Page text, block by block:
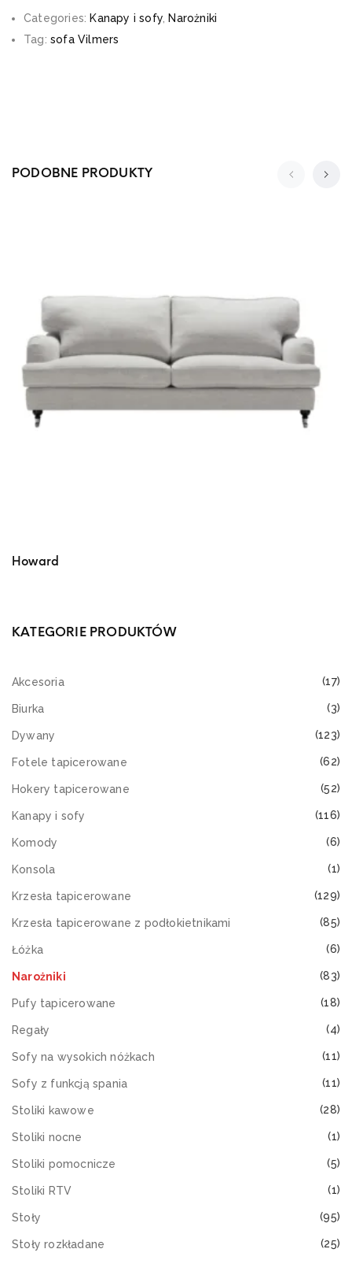
Categories: Kanapy i sofy Narożniki
Tag: sofa Vilmers
PODOBNE PRODUKTY
Howard
KATEGORIE PRODUKTÓW
Akcesoria (17)
Biurka (3)
Dywany (123)
Fotele tapicerowane (62)
Hokery tapicerowane (52)
Kanapy i sofy (116)
Komody (6)
Konsola (1)
Krzesła tapicerowane (129)
Krzesła tapicerowane z podłokietnikami (85)
Łóżka (6)
Narożniki (83)
Pufy tapicerowane (18)
Regały (4)
Sofy na wysokich nóżkach (11)
Sofy z funkcją spania (11)
Stoliki kawowe (28)
Stoliki nocne (1)
Stoliki pomocnicze (5)
Stoliki RTV (1)
Stoły (95)
Stoły rozkładane (25)